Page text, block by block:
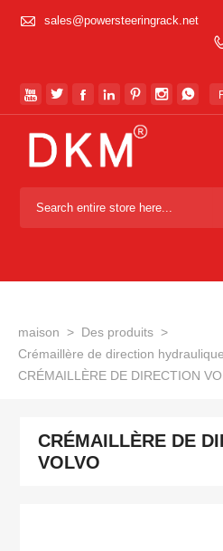
 sales@powersteeringrack.net

      
maison > Des produits >
Crémaillère de direction hydraulique
CRÉMAILLÈRE DE DIRECTION
CRÉMAILLÈRE DE
VOLVO